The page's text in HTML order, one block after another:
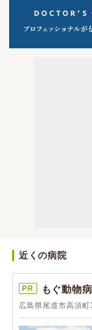
近くの病院
PR もぐ動物
広島県尾道市高須